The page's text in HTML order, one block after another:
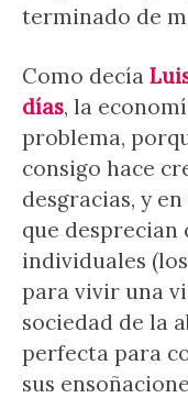
terminado de
Como decía
días, la
problema,
consigo hace
desgracias, y
que desprecian
individuales
para vivir una
sociedad de la
perfecta para
sus